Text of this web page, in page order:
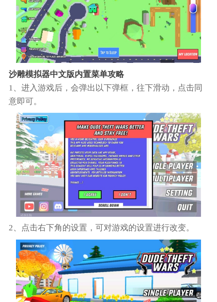
沙雕模拟器中文版内置菜单攻略
1、进入游戏后，会弹出以下弹框，往下滑动，点击同
意即可。
2、点击右下角的设置，可对游戏的设置进行改变。